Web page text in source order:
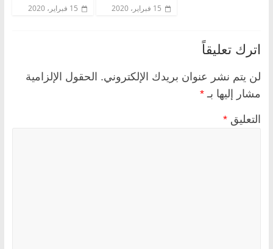
15 فبراير، 2020 15 فبراير، 2020
اترك تعليقاً
لن يتم نشر عنوان بريدك الإلكتروني. الحقول الإلزامية
مشار إليها بـ *
التعليق *